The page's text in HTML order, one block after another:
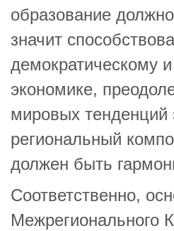
образование
значит
демократическому
экономике,
мировых тенденций
региональный
должен быть
Соответственно,
Межрегионального